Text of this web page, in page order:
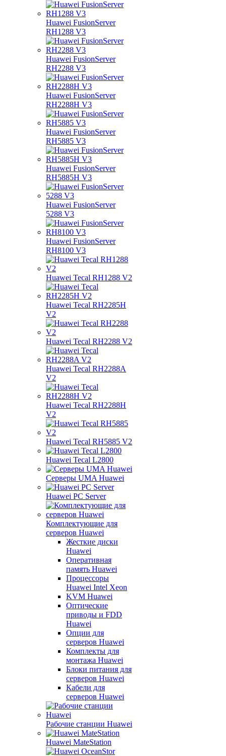
Huawei FusionServer
RH1288 V3
Huawei FusionServer
RH2288 V3
Huawei FusionServer
RH2288H V3
Huawei FusionServer
RH5885 V3
Huawei FusionServer
RH5885H V3
Huawei FusionServer
5288 V3
Huawei FusionServer
RH8100 V3
Huawei Tecal RH1288 V2
Huawei Tecal RH2285H
V2
Huawei Tecal RH2288 V2
Huawei Tecal RH2288A
V2
Huawei Tecal RH2288H
V2
Huawei Tecal RH5885 V2
Huawei Tecal L2800
Серверы UMA Huawei
Huawei PC Server
Комплектующие для
серверов Huawei
Жесткие диски
Huawei
Оперативная
память Huawei
Процессоры
Huawei Intel Xeon
KVM Huawei
Оптические
приводы и FDD
Huawei
Опции для
серверов Huawei
Комплекты для
монтажа Huawei
Блоки питания для
серверов Huawei
Кабели для
серверов Huawei
Рабочие станции Huawei
Huawei MateStation